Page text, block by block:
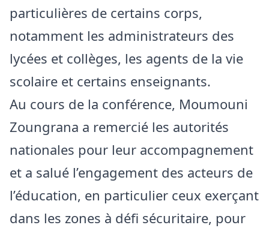
particulières de certains corps,
notamment les administrateurs des
lycées et collèges, les agents de la vie
scolaire et certains enseignants.
Au cours de la conférence, Moumouni
Zoungrana a remercié les autorités
nationales pour leur accompagnement
et a salué l’engagement des acteurs de
l’éducation, en particulier ceux exerçant
dans les zones à défi sécuritaire, pour